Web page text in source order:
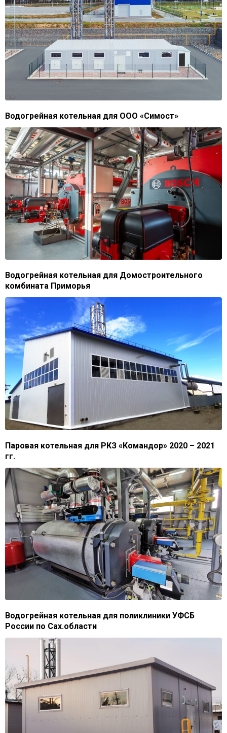
Водогрейная котельная для ООО «Симост»
Водогрейная котельная для Домостроительного
комбината Приморья
Паровая котельная для РКЗ «Командор» 2020 – 2021
гг.
Водогрейная котельная для поликлиники УФСБ
России по Сах.области